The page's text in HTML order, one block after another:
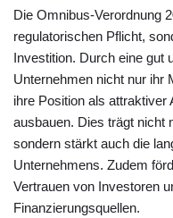
Die Omnibus-Verordnung
regulatorischen Pflicht,
Investition. Durch eine gut
Unternehmen nicht nur ihr
ihre Position als attraktiver
ausbauen. Dies trägt nicht
sondern stärkt auch die
Unternehmens. Zudem
Vertrauen von Investoren
Finanzierungsquellen.